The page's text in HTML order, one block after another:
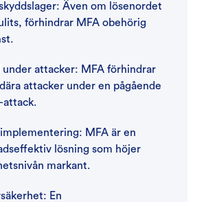
Även om lösenordet
förhindrar MFA obehörig
under attacker: MFA förhindrar
attacker under en pågående
attack.
implementering: MFA är en
lösning som höjer
markant.
En